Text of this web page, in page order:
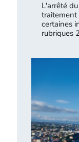
L'arrêté
traitement
certaines
rubriques